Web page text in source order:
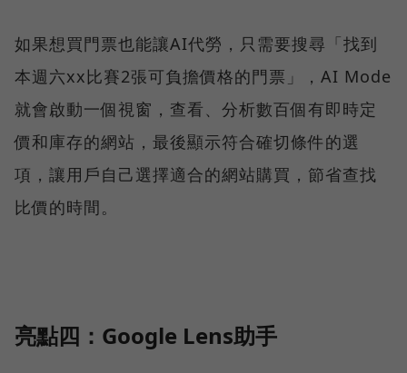
如果想買門票也能讓AI代勞，只需要搜尋「找到
本週六xx比賽2張可負擔價格的門票」，AI Mode
就會啟動一個視窗，查看、分析數百個有即時定
價和庫存的網站，最後顯示符合確切條件的選
項，讓用戶自己選擇適合的網站購買，節省查找
比價的時間。
亮點四：Google Lens助手